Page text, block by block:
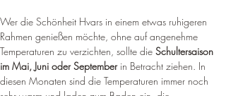
Wer die Schönheit Hvars in einem etwas ruhigeren
Rahmen genießen möchte, ohne auf angenehme
Temperaturen zu verzichten, sollte die Schultersaison
im Mai, Juni oder September in Betracht ziehen. In
diesen Monaten sind die Temperaturen immer noch